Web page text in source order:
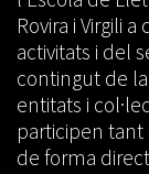
Rovira i Virgili
activitats i del
contingut de
entitats i
participen tant
de forma